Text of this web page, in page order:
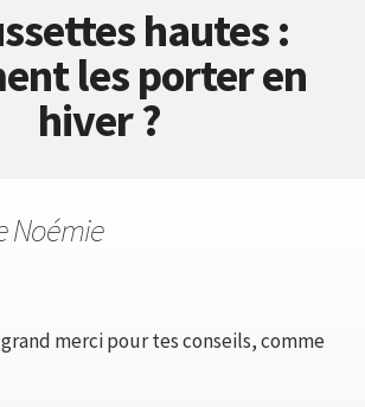
hautes :
les porter en
hiver ?
Noémie
merci pour tes conseils, comme